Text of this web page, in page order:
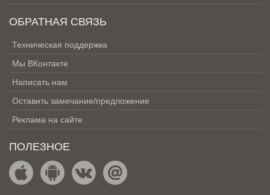
ОБРАТНАЯ СВЯЗЬ
Техническая поддержка
Мы ВКонтакте
Написать нам
Оставить замечание/предложение
Реклама на сайте
ПОЛЕЗНОЕ